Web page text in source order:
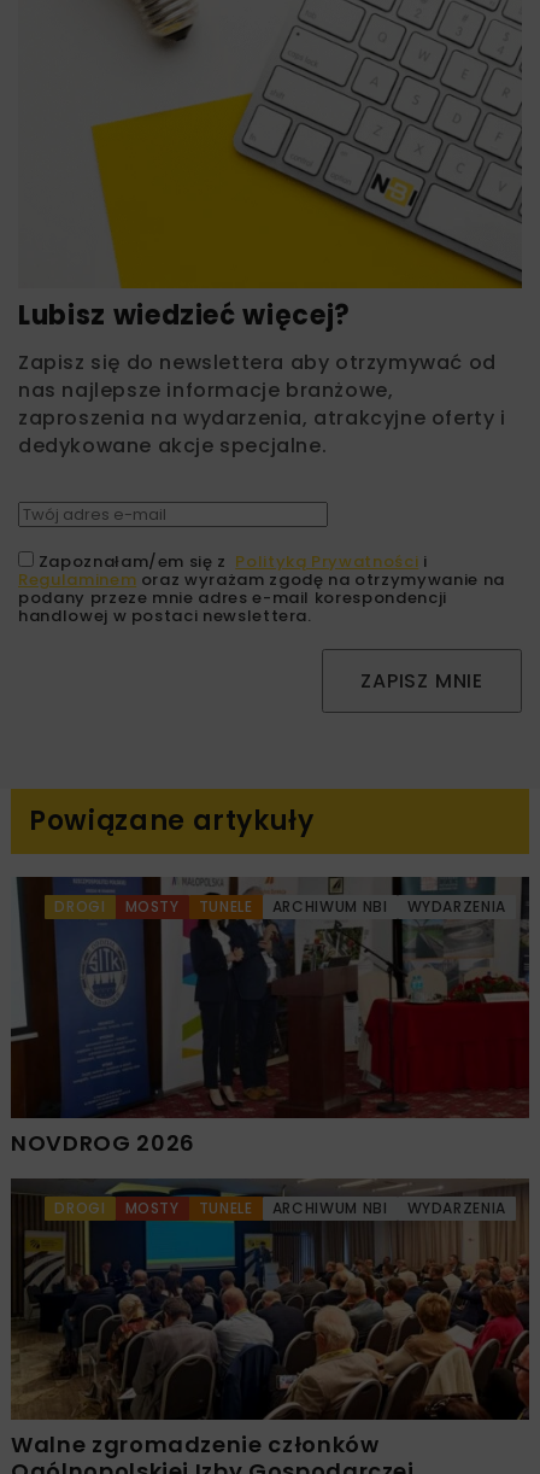
Lubisz wiedzieć więcej?
Zapisz się do newslettera aby otrzymywać od
nas najlepsze informacje branżowe,
zaproszenia na wydarzenia, atrakcyjne oferty i
dedykowane akcje specjalne.
Zapoznałam/em się z Polityką Prywatności i
Regulaminem oraz wyrażam zgodę na otrzymywanie na
podany przeze mnie adres e-mail korespondencji
handlowej w postaci newslettera.
ZAPISZ MNIE
Powiązane artykuły
DROGI MOSTY TUNELE ARCHIWUM NBI WYDARZENIA
NOVDROG 2026
DROGI MOSTY TUNELE ARCHIWUM NBI WYDARZENIA
Walne zgromadzenie członków